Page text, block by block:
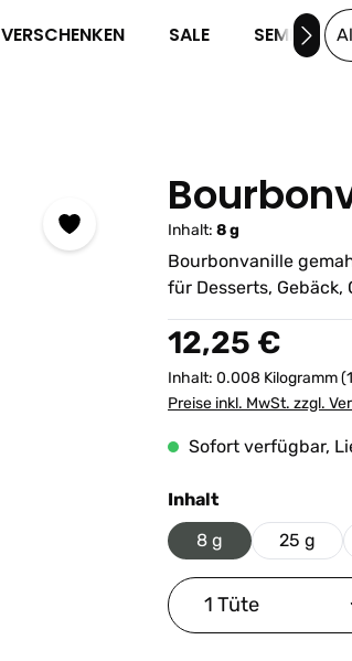
VERSCHENKEN SALE SEMINARE
Inhalt: 8 g
Bourbonvanille
für Desserts, Gebäck,
Regulärer Preis:
12,25 €
Inhalt: 0.008 Kilogramm
Preise inkl. MwSt. zzgl.
Sofort verfügbar,
Inhaltauswählen
8 g
25 g
Produkt